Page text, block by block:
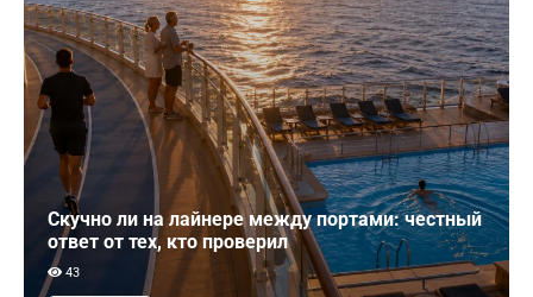
Скучно ли на лайнере между портами: честный
ответ от тех, кто проверил
43